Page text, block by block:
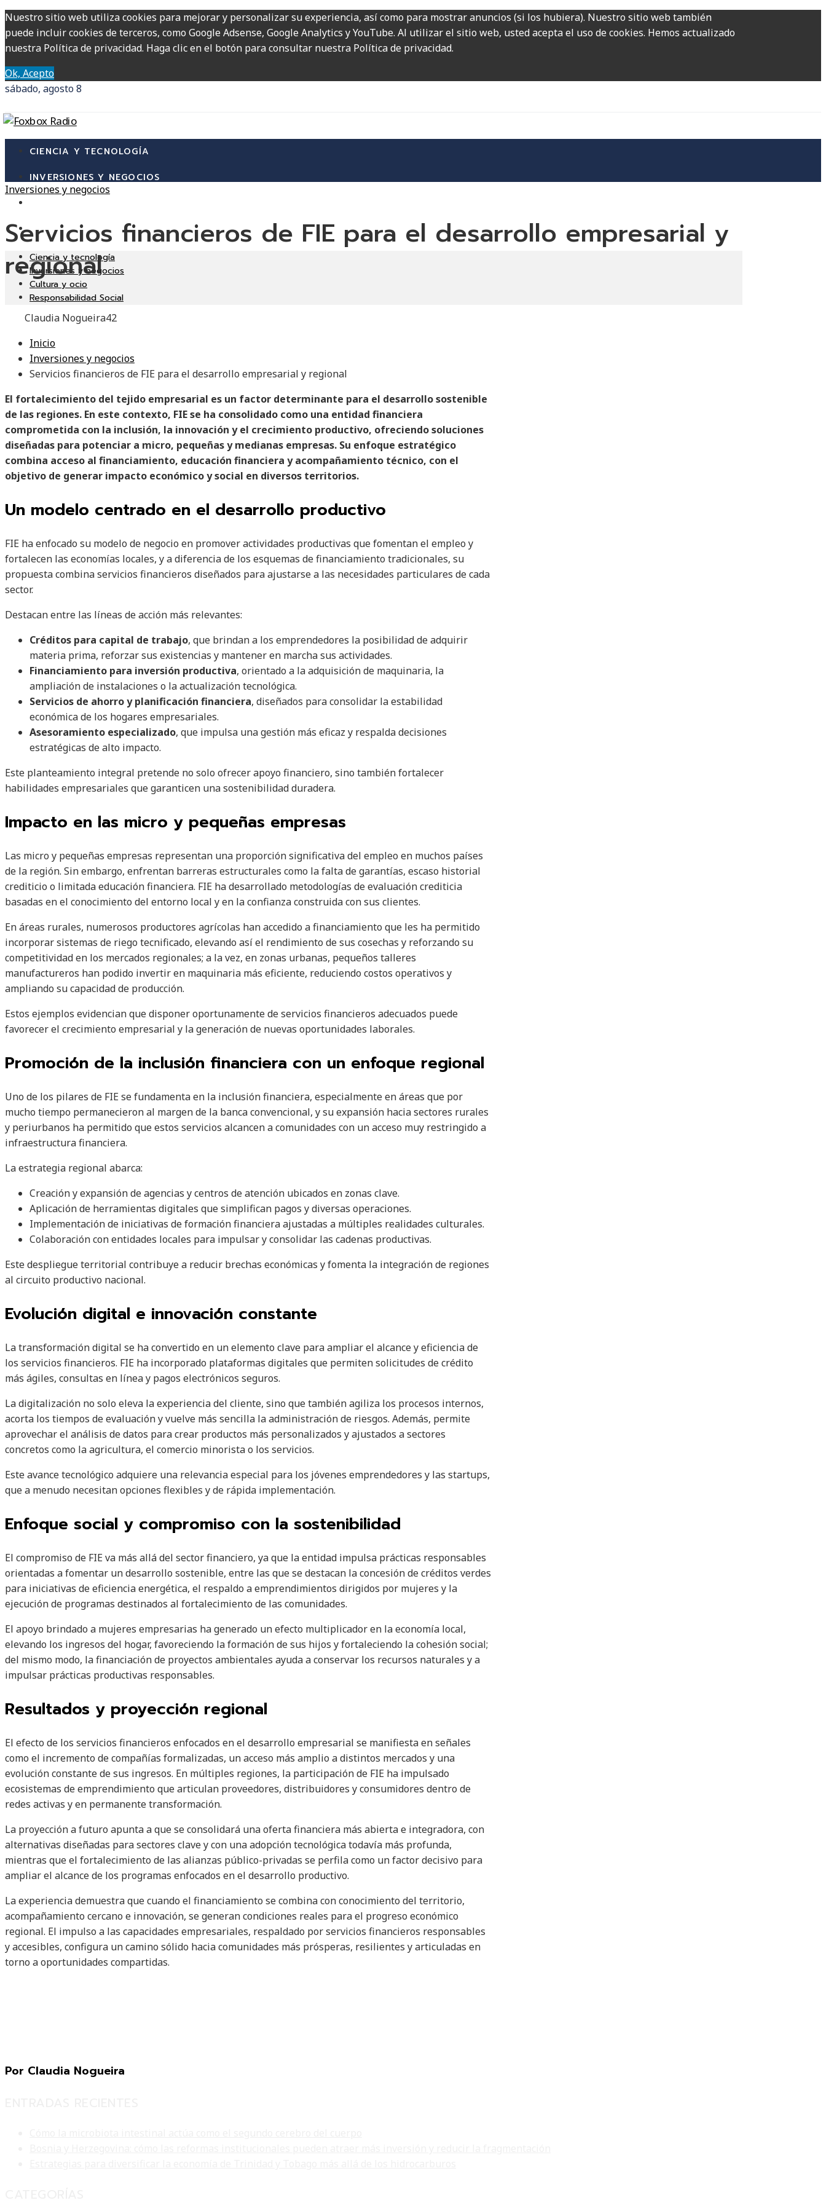
Nuestro sitio web utiliza cookies para mejorar y personalizar su experiencia, así como para mostrar anuncios (si los hubiera). Nuestro sitio web también
puede incluir cookies de terceros, como Google Adsense, Google Analytics y YouTube. Al utilizar el sitio web, usted acepta el uso de cookies. Hemos actualizado
nuestra Política de privacidad. Haga clic en el botón para consultar nuestra Política de privacidad.
Ok, Acepto
sábado, agosto 8
CIENCIA Y TECNOLOGÍA
INVERSIONES Y NEGOCIOS
RESPONSABILIDAD SOCIAL
Ciencia y tecnología
Inversiones y negocios
Cultura y ocio
Responsabilidad Social
Inversiones y negocios
Servicios financieros de FIE para el desarrollo empresarial y
regional
Claudia Nogueira42
Inicio
Inversiones y negocios
Servicios financieros de FIE para el desarrollo empresarial y regional
El fortalecimiento del tejido empresarial es un factor determinante para el desarrollo sostenible
de las regiones. En este contexto, FIE se ha consolidado como una entidad financiera
comprometida con la inclusión, la innovación y el crecimiento productivo, ofreciendo soluciones
diseñadas para potenciar a micro, pequeñas y medianas empresas. Su enfoque estratégico
combina acceso al financiamiento, educación financiera y acompañamiento técnico, con el
objetivo de generar impacto económico y social en diversos territorios.
Un modelo centrado en el desarrollo productivo
FIE ha enfocado su modelo de negocio en promover actividades productivas que fomentan el empleo y
fortalecen las economías locales, y a diferencia de los esquemas de financiamiento tradicionales, su
propuesta combina servicios financieros diseñados para ajustarse a las necesidades particulares de cada
sector.
Destacan entre las líneas de acción más relevantes:
Créditos para capital de trabajo, que brindan a los emprendedores la posibilidad de adquirir
materia prima, reforzar sus existencias y mantener en marcha sus actividades.
Financiamiento para inversión productiva, orientado a la adquisición de maquinaria, la
ampliación de instalaciones o la actualización tecnológica.
Servicios de ahorro y planificación financiera, diseñados para consolidar la estabilidad
económica de los hogares empresariales.
Asesoramiento especializado, que impulsa una gestión más eficaz y respalda decisiones
estratégicas de alto impacto.
Este planteamiento integral pretende no solo ofrecer apoyo financiero, sino también fortalecer
habilidades empresariales que garanticen una sostenibilidad duradera.
Impacto en las micro y pequeñas empresas
Las micro y pequeñas empresas representan una proporción significativa del empleo en muchos países
de la región. Sin embargo, enfrentan barreras estructurales como la falta de garantías, escaso historial
crediticio o limitada educación financiera. FIE ha desarrollado metodologías de evaluación crediticia
basadas en el conocimiento del entorno local y en la confianza construida con sus clientes.
En áreas rurales, numerosos productores agrícolas han accedido a financiamiento que les ha permitido
incorporar sistemas de riego tecnificado, elevando así el rendimiento de sus cosechas y reforzando su
competitividad en los mercados regionales; a la vez, en zonas urbanas, pequeños talleres
manufactureros han podido invertir en maquinaria más eficiente, reduciendo costos operativos y
ampliando su capacidad de producción.
Estos ejemplos evidencian que disponer oportunamente de servicios financieros adecuados puede
favorecer el crecimiento empresarial y la generación de nuevas oportunidades laborales.
Promoción de la inclusión financiera con un enfoque regional
Uno de los pilares de FIE se fundamenta en la inclusión financiera, especialmente en áreas que por
mucho tiempo permanecieron al margen de la banca convencional, y su expansión hacia sectores rurales
y periurbanos ha permitido que estos servicios alcancen a comunidades con un acceso muy restringido a
infraestructura financiera.
La estrategia regional abarca:
Creación y expansión de agencias y centros de atención ubicados en zonas clave.
Aplicación de herramientas digitales que simplifican pagos y diversas operaciones.
Implementación de iniciativas de formación financiera ajustadas a múltiples realidades culturales.
Colaboración con entidades locales para impulsar y consolidar las cadenas productivas.
Este despliegue territorial contribuye a reducir brechas económicas y fomenta la integración de regiones
al circuito productivo nacional.
Evolución digital e innovación constante
La transformación digital se ha convertido en un elemento clave para ampliar el alcance y eficiencia de
los servicios financieros. FIE ha incorporado plataformas digitales que permiten solicitudes de crédito
más ágiles, consultas en línea y pagos electrónicos seguros.
La digitalización no solo eleva la experiencia del cliente, sino que también agiliza los procesos internos,
acorta los tiempos de evaluación y vuelve más sencilla la administración de riesgos. Además, permite
aprovechar el análisis de datos para crear productos más personalizados y ajustados a sectores
concretos como la agricultura, el comercio minorista o los servicios.
Este avance tecnológico adquiere una relevancia especial para los jóvenes emprendedores y las startups,
que a menudo necesitan opciones flexibles y de rápida implementación.
Enfoque social y compromiso con la sostenibilidad
El compromiso de FIE va más allá del sector financiero, ya que la entidad impulsa prácticas responsables
orientadas a fomentar un desarrollo sostenible, entre las que se destacan la concesión de créditos verdes
para iniciativas de eficiencia energética, el respaldo a emprendimientos dirigidos por mujeres y la
ejecución de programas destinados al fortalecimiento de las comunidades.
El apoyo brindado a mujeres empresarias ha generado un efecto multiplicador en la economía local,
elevando los ingresos del hogar, favoreciendo la formación de sus hijos y fortaleciendo la cohesión social;
del mismo modo, la financiación de proyectos ambientales ayuda a conservar los recursos naturales y a
impulsar prácticas productivas responsables.
Resultados y proyección regional
El efecto de los servicios financieros enfocados en el desarrollo empresarial se manifiesta en señales
como el incremento de compañías formalizadas, un acceso más amplio a distintos mercados y una
evolución constante de sus ingresos. En múltiples regiones, la participación de FIE ha impulsado
ecosistemas de emprendimiento que articulan proveedores, distribuidores y consumidores dentro de
redes activas y en permanente transformación.
La proyección a futuro apunta a que se consolidará una oferta financiera más abierta e integradora, con
alternativas diseñadas para sectores clave y con una adopción tecnológica todavía más profunda,
mientras que el fortalecimiento de las alianzas público-privadas se perfila como un factor decisivo para
ampliar el alcance de los programas enfocados en el desarrollo productivo.
La experiencia demuestra que cuando el financiamiento se combina con conocimiento del territorio,
acompañamiento cercano e innovación, se generan condiciones reales para el progreso económico
regional. El impulso a las capacidades empresariales, respaldado por servicios financieros responsables
y accesibles, configura un camino sólido hacia comunidades más prósperas, resilientes y articuladas en
torno a oportunidades compartidas.
Por Claudia Nogueira